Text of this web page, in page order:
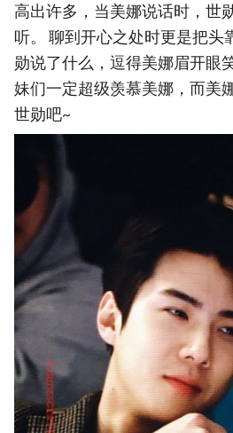
高出许多，当美娜说话时，世
听。 聊到开心之处时更是把头
勋说了什么，逗得美娜眉开眼
妹们一定超级羡慕美娜，而美
世勋吧~